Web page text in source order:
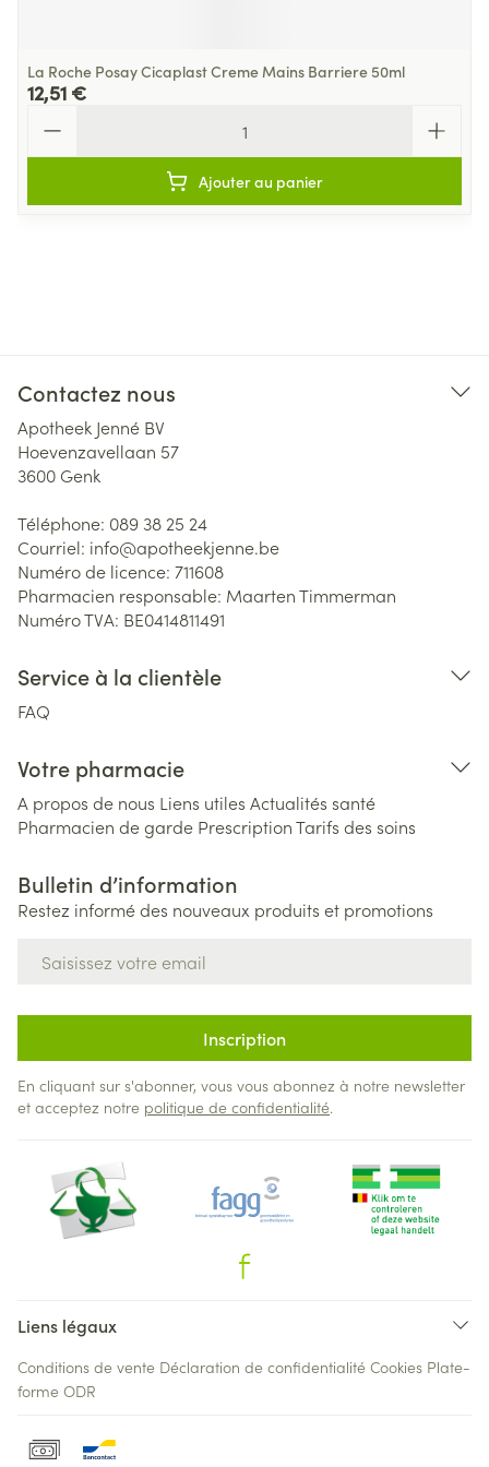
La Roche Posay Cicaplast Creme Mains Barriere 50ml
12,51 €
Ajouter au panier
Contactez nous
Apotheek Jenné BV
Hoevenzavellaan 57
3600 Genk
Téléphone: 089 38 25 24
Courriel: info@apotheekjenne.be
Numéro de licence: 711608
Pharmacien responsable: Maarten Timmerman
Numéro TVA: BE0414811491
Service à la clientèle
FAQ
Votre pharmacie
A propos de nous Liens utiles Actualités santé
Pharmacien de garde PrescriptionTarifs des soins
Bulletin d’information
Restez informé des nouveaux produits et promotions
Inscription
En cliquant sur s'abonner, vous vous abonnez à notre newsletter
et acceptez notre politique de confidentialité.
Liens légaux
Conditions de vente Déclaration de confidentialité Cookies Plate-
forme ODR